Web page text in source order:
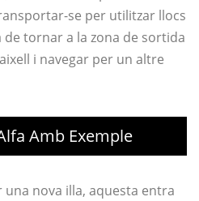
se per utilitzar llocs
de tornar a la zona de sortida
i navegar per un altre
Amb Exemple
nova illa, aquesta entra